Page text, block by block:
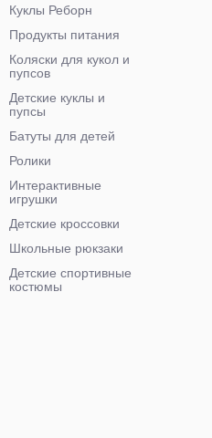
Куклы Реборн
Продукты питания
Коляски для кукол и
пупсов
Детские куклы и
пупсы
Батуты для детей
Ролики
Интерактивные
игрушки
Детские кроссовки
Школьные рюкзаки
Детские спортивные
костюмы